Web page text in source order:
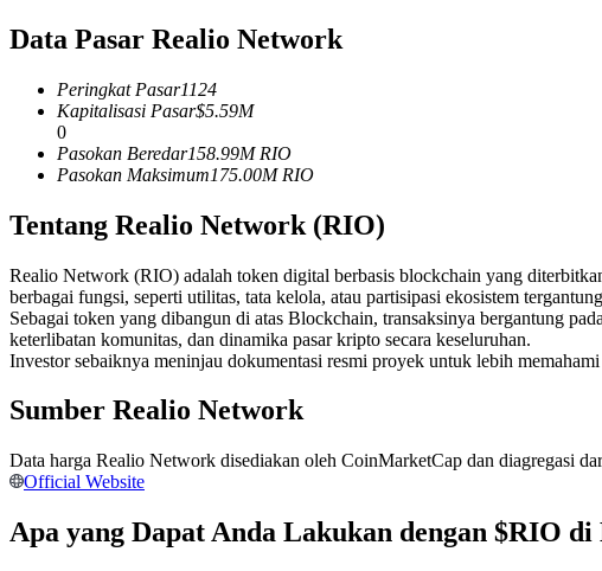
Kontrak berjangka menggunakan USDC sebagai jaminannya
Copy Trading
Bergabunglah dengan pedagang top
Data Pasar Realio Network
Peringkat Pasar1124
Kapitalisasi Pasar$5.59M
0
Pasokan Beredar158.99M RIO
Pasokan Maksimum175.00M RIO
Tentang Realio Network (RIO)
Realio Network (RIO) adalah token digital berbasis blockchain yang
berbagai fungsi, seperti utilitas, tata kelola, atau partisipasi ekosistem
Sebagai token yang dibangun di atas Blockchain, transaksinya bergantung
keterlibatan komunitas, dan dinamika pasar kripto secara keseluruhan.
Investor sebaiknya meninjau dokumentasi resmi proyek untuk lebih
Sumber Realio Network
Data harga Realio Network disediakan oleh CoinMarketCap dan diagregasi
Official Website
Apa yang Dapat Anda Lakukan dengan $RIO